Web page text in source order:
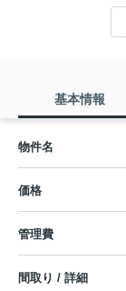
基本情報
物件名
価格
管理費
間取り / 詳細